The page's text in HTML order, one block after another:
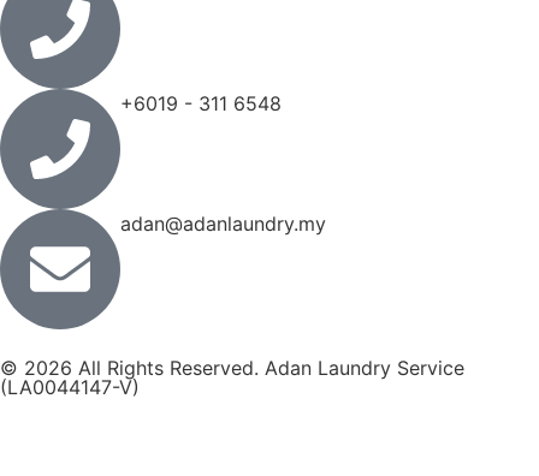
+6019 - 311 6548
adan@adanlaundry.my
© 2026 All Rights Reserved. Adan Laundry Service
(LA0044147-V)